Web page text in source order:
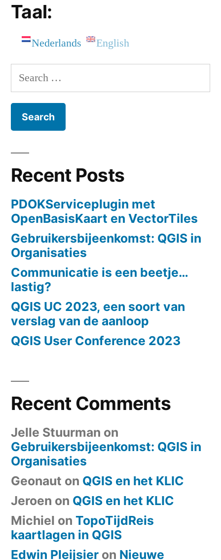
Taal:
Nederlands English
Search
for:
Recent Posts
PDOKServiceplugin met
OpenBasisKaart en VectorTiles
Gebruikersbijeenkomst: QGIS in
Organisaties
Communicatie is een beetje…
lastig?
QGIS UC 2023, een soort van
verslag van de aanloop
QGIS User Conference 2023
Recent Comments
Jelle Stuurman on
Gebruikersbijeenkomst: QGIS in
Organisaties
Geonaut on QGIS en het KLIC
Jeroen on QGIS en het KLIC
Michiel on TopoTijdReis
kaartlagen in QGIS
Edwin Pleijsier on Nieuwe